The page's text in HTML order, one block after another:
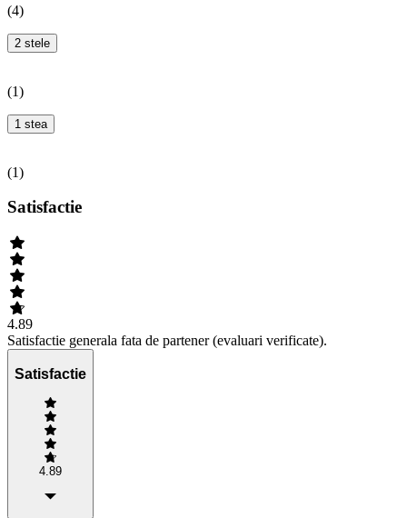
(4)
2 stele
(1)
1 stea
(1)
Satisfactie
4.89
Satisfactie generala fata de partener (evaluari verificate).
Satisfactie
4.89